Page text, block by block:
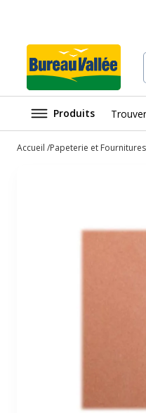
Produits
Accueil Papeterie et Fournitures